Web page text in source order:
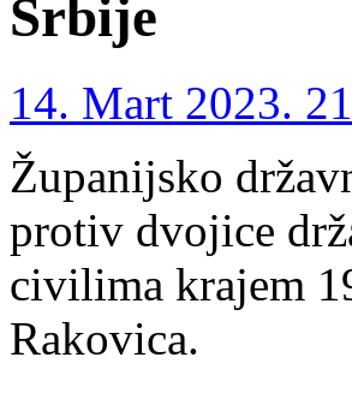
Srbije
14. Mart 2023.
Županijsko
protiv dvojice
civilima krajem
Rakovica.